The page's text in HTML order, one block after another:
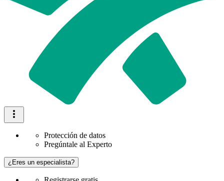
Protección de datos
Pregúntale al Experto
¿Eres un especialista?